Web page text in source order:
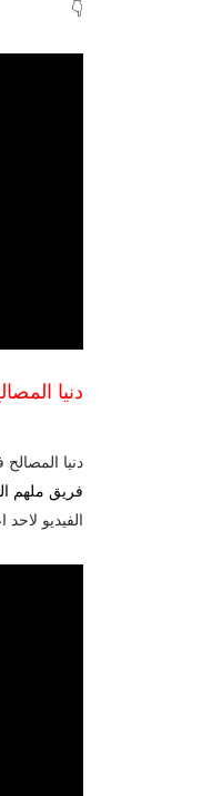
👇
دنيا
دنيا
فريق ملهم
الفيديو لاحد